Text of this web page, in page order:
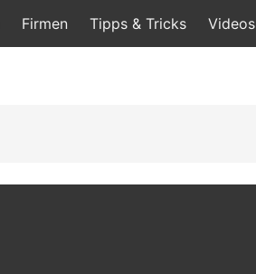
Firmen Tipps & Tricks Videos